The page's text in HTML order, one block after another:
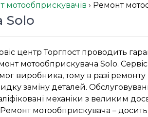
мотообприскувачів › Ремонт
Solo
центр Торгпост проводить
мотообприскувача Solo.
виробника, тому в разі
заміну деталей.
механіки з великим
мотообприскувача –